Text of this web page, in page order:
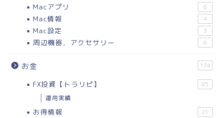
Macアプリ 6
Mac情報 4
Mac設定 3
周辺機器，アクセサリー 6
お金 174
FX投資【トラリピ】 85
運用実績
お得情報 21